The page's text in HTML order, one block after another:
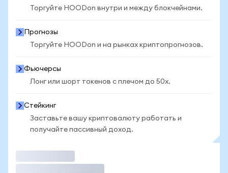
Торгуйте HOODon внутри и между блокчейнами.
Прогнозы
Торгуйте HOODon и на рынках криптопрогнозов.
Фьючерсы
Лонг или шорт токенов с плечом до 50x.
Стейкинг
Заставьте вашу криптовалюту работать и
получайте пассивный доход.